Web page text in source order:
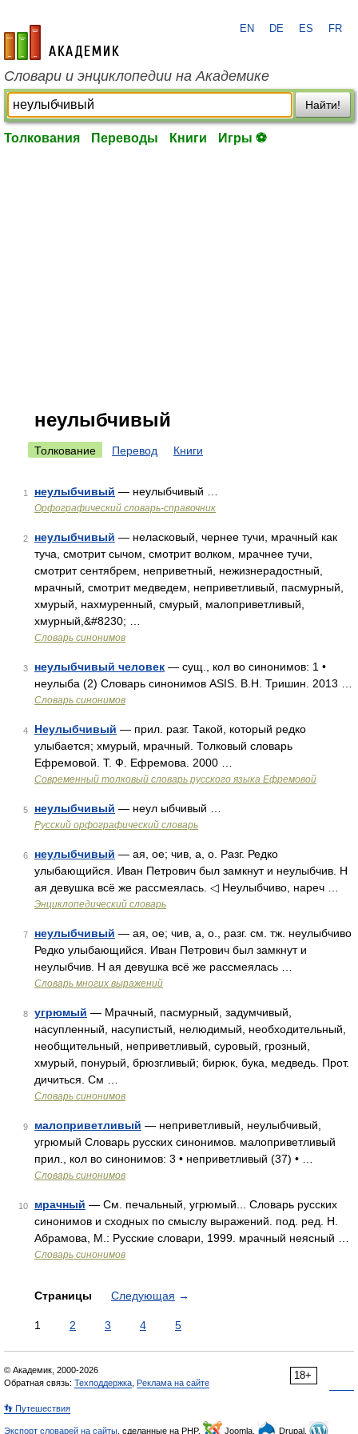
academic.ru
EN DE ES FR
Словари и энциклопедии на Академике
Найти!
Толкования Переводы Книги Игры ⚽
неулыбчивый
Толкование Перевод Книги
1 неулыбчивый — неулыбчивый …
Орфографический словарь-справочник
2 неулыбчивый — неласковый, чернее тучи, мрачный как
туча, смотрит сычом, смотрит волком, мрачнее тучи,
смотрит сентябрем, неприветный, нежизнерадостный,
мрачный, смотрит медведем, неприветливый, пасмурный,
хмурый, нахмуренный, смурый, малоприветливый,
хмурный,&#8230; …
Словарь синонимов
3 неулыбчивый человек — сущ., кол во синонимов: 1 •
неулыба (2) Словарь синонимов ASIS. В.Н. Тришин. 2013 …
Словарь синонимов
4 Неулыбчивый — прил. разг. Такой, который редко
улыбается; хмурый, мрачный. Толковый словарь
Ефремовой. Т. Ф. Ефремова. 2000 …
Современный толковый словарь русского языка Ефремовой
5 неулыбчивый — неул ыбчивый …
Русский орфографический словарь
6 неулыбчивый — ая, ое; чив, а, о. Разг. Редко
улыбающийся. Иван Петрович был замкнут и неулыбчив. Н
ая девушка всё же рассмеялась. ◁ Неулыбчиво, нареч …
Энциклопедический словарь
7 неулыбчивый — ая, ое; чив, а, о., разг. см. тж. неулыбчиво
Редко улыбающийся. Иван Петрович был замкнут и
неулыбчив. Н ая девушка всё же рассмеялась …
Словарь многих выражений
8 угрюмый — Мрачный, пасмурный, задумчивый,
насупленный, насупистый, нелюдимый, необходительный,
необщительный, неприветливый, суровый, грозный,
хмурый, понурый, брюзгливый; бирюк, бука, медведь. Прот.
дичиться. См …
Словарь синонимов
9 малоприветливый — неприветливый, неулыбчивый,
угрюмый Словарь русских синонимов. малоприветливый
прил., кол во синонимов: 3 • неприветливый (37) • …
Словарь синонимов
10 мрачный — См. печальный, угрюмый... Словарь русских
синонимов и сходных по смыслу выражений. под. ред. Н.
Абрамова, М.: Русские словари, 1999. мрачный неясный …
Словарь синонимов
Страницы Следующая →
1 2 3 4 5
18+
© Академик, 2000-2026
Обратная связь: Техподдержка Реклама на сайте
👣 Путешествия
Экспорт словарей на сайты , сделанные на PHP, Joomla, Drupal,